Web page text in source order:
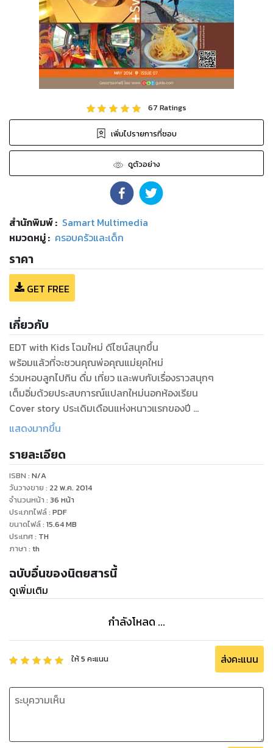
67 Ratings
เพิ่มไปรายการที่ชอบ
ดูตัวอย่าง
สำนักพิมพ์: Samart Multimedia
หมวดหมู่: ครอบครัวและเด็ก
ราคา
GET FREE
เกี่ยวกับ
EDT with Kids โฉมใหม่ ดีไซน์สนุกขึ้น
พร้อมแล้วที่จะชวนคุณพ่อคุณแม่ยุคใหม่
ร่วมหอบลูกไปกิน ดื่ม เที่ยว และพบกับเรื่องราวสนุกๆ
เต็มอิ่มด้วยประสบการณ์แปลกใหม่นอกห้องเรียน
Cover story ประเดิมเดือนแห่งหนาวแรกของปี
พาหนูๆ ไปสัมผัสความหนาวเคล้าหิมะขาวๆ
กับเรื่องราวการเลี้ยงลูกตามวิถี Slow Life สไตล์ ลอร่า ศศิธร
วัฒนกุล สนุกสนานกับกิจกรรม workshop ใน Activity with
Kids
งานนี้เด็กๆ ได้โชว์ฝีมือทําน้ําผักผลไม้ ชิมแล้วอร่อยกันถ้วนหน้า
สุดท้ายมาร่วมแชร์โมเม้นท์เด็ดๆ ระหว่างกิน ดื่ม เที่ยว
กับเหล่าไกด์จิ๋วใน Kids Recommend
แสดงมากขึ้น
รายละเอียด
ISBN : N/A
วันวางขาย : 22 พ.ค. 2014
จำนวนหน้า : 36 หน้า
ประเภทไฟล์: PDF
ขนาดไฟล์: 15.64MB
ประเทศ: TH
ภาษา : th
ฉบับอื่นของนิตยสารนี้
ดูเพิ่มเติม
กำลังโหลด ...
ให้5 คะแนน ส่งคะแนน